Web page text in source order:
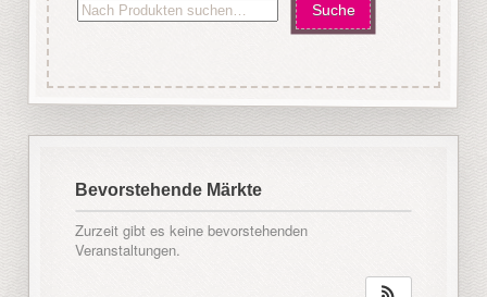
Bevorstehende Märkte
Zurzeit gibt es keine bevorstehenden
Veranstaltungen.